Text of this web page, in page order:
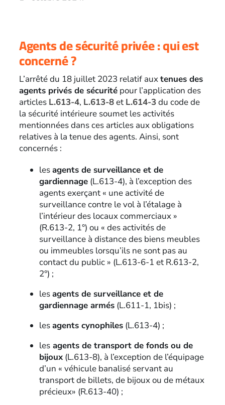
Agents de sécurité privée : qui est
concerné ?
L’arrêté du 18 juillet 2023 relatif auxtenues des
agents privés de sécuritépour l’application des
articles L.613-4, L.613-8et L.614-3du code de
la sécurité intérieure soumet les activités
mentionnées dans ces articles aux obligations
relatives à la tenue des agents. Ainsi, sont
concernés :
lesagents de surveillance et de
gardiennage(L.613-4), à l’exception des
agents exerçant « une activité de
surveillance contre le vol à l’étalage à
l’intérieur des locaux commerciaux »
(R.613-2, 1°) ou « des activités de
surveillance à distance des biens meubles
ou immeubles lorsqu’ils ne sont pas au
contact du public » (L.613-6-1 et R.613-2,
2°) ;
lesagents de surveillance et de
gardiennage armés(L.611-1, 1bis) ;
lesagents cynophiles(L.613-4) ;
lesagents de transport de fonds ou de
bijoux(L.613-8), à l’exception de l’équipage
d’un « véhicule banalisé servant au
transport de billets, de bijoux ou de métaux
précieux» (R.613-40) ;